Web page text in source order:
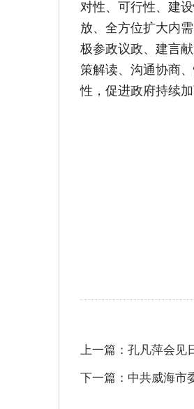
对性、可行性、建
放、全方位扩大内
极参政议政、建言
策解读、沟通协商
性，促进政府持续
上一篇：孔凡萍会见
下一篇：中共威海市